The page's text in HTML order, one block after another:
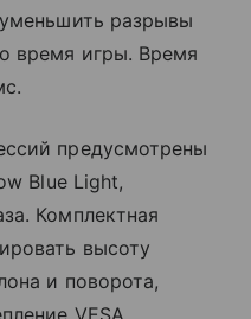
разрывы
время игры. Время
предусмотрены
Blue Light,
Комплектная
высоту
и поворота,
VESA